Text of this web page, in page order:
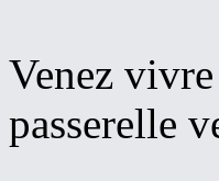
Venez
passerelle